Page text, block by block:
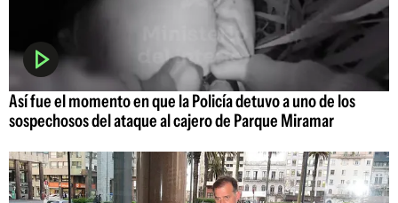
Así fue el momento en que la Policía detuvo a uno de los
sospechosos del ataque al cajero de Parque Miramar